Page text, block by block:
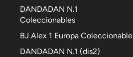
DANDADAN N.1
Coleccionables
BJ Alex 1 Europa Coleccionable
DANDADAN N.1 (dis2)